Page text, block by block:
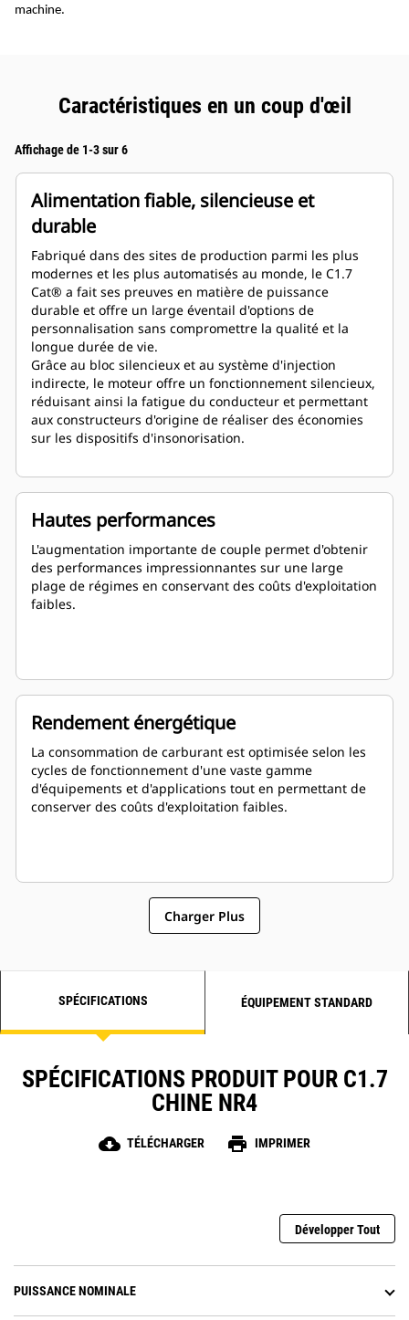
machine.
Caractéristiques en un coup d'œil
Affichage de 1-3 sur 6
Alimentation fiable, silencieuse et
durable
Fabriqué dans des sites de production parmi les plus
modernes et les plus automatisés au monde, le C1.7
Cat® a fait ses preuves en matière de puissance
durable et offre un large éventail d'options de
personnalisation sans compromettre la qualité et la
longue durée de vie.
Grâce au bloc silencieux et au système d'injection
indirecte, le moteur offre un fonctionnement silencieux,
réduisant ainsi la fatigue du conducteur et permettant
aux constructeurs d'origine de réaliser des économies
sur les dispositifs d'insonorisation.
Hautes performances
L'augmentation importante de couple permet d'obtenir
des performances impressionnantes sur une large
plage de régimes en conservant des coûts d'exploitation
faibles.
Rendement énergétique
La consommation de carburant est optimisée selon les
cycles de fonctionnement d'une vaste gamme
d'équipements et d'applications tout en permettant de
conserver des coûts d'exploitation faibles.
Charger Plus
SPÉCIFICATIONS ÉQUIPEMENT STANDARD
SPÉCIFICATIONS PRODUIT POUR C1.7
CHINE NR4
cloud_download TÉLÉCHARGER print IMPRIMER
Développer Tout
PUISSANCE NOMINALE